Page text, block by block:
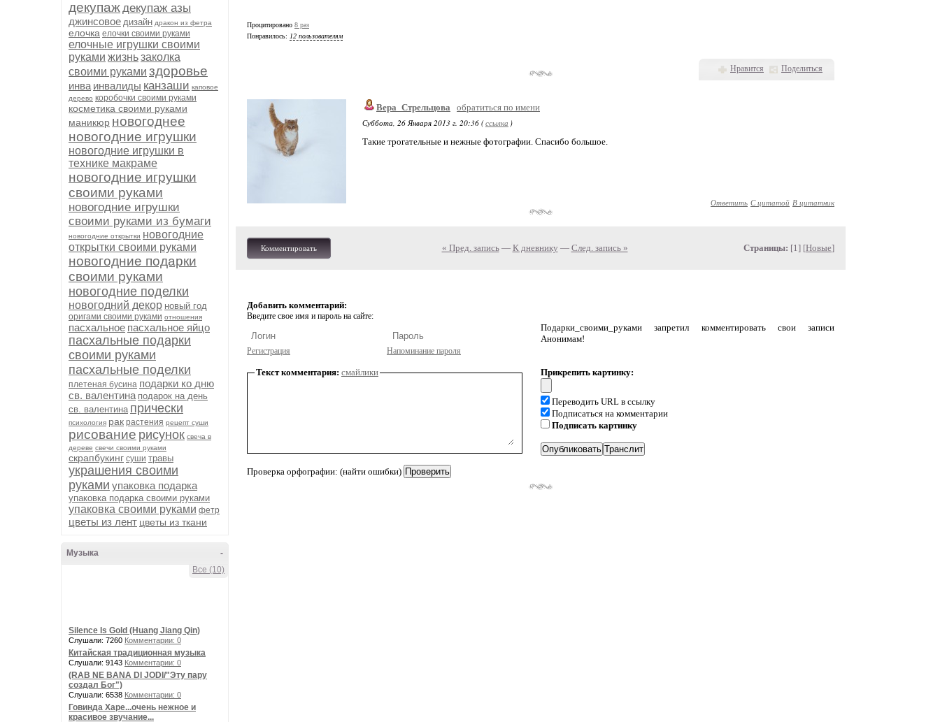
декупаждекупаж азы
джинсовое дизайн дракон из фетра
елочка елочки своими руками
елочные игрушки своими
руками жизньзаколка
своими руками здоровье
инва инвалиды канзаши каповое
дерево коробочки своими руками
косметика своими руками
маникюр новогоднее
новогодние игрушки
новогодние игрушки в
технике макраме
новогодние игрушки
своими руками
новогодние игрушки
своими руками из бумаги
новогодние открытки новогодние
открытки своими руками
новогодние подарки
своими руками
новогодние поделки
новогодний декор новый год
оригами своими руками отношения
пасхальное пасхальное яйцо
пасхальные подарки
своими руками
пасхальные поделки
плетеная бусина подарки ко дню
св. валентина подарок на день
св. валентина прически
психология рак растения рецепт суши
рисование рисунок свеча в
дереве свечи своими руками
скрапбукинг суши травы
украшения своими
руками упаковка подарка
упаковка подарка своими руками
упаковка своими руками фетр
цветы из лент цветы из ткани
-
Музыка
Все (10)
Silence Is Gold (Huang Jiang Qin)
Слушали: 7260 Комментарии: 0
Китайская традиционная музыка
Слушали: 9143 Комментарии: 0
(RAB NE BANA DI JODI/"Эту пару
создал Бог")
Слушали: 6538 Комментарии: 0
Говинда Харе...очень нежное и
красивое звучание...
Процитировано 8 раз
Понравилось: 12 пользователям
Нравится Поделиться
Вера_Стрельцова
обратиться по имени
Суббота, 26 Января 2013 г. 20:36 (ссылка )
Такие трогательные и нежные фотографии. Спасибо большое.
Ответить С цитатой В цитатник
Комментировать « Пред. запись— К дневнику — След. запись » Страницы: [1] [Новые]
Добавить комментарий:
Введите свое имя и пароль на сайте:
Регистрация Напоминание пароля
Подарки_своими_руками запретил комментировать свои записи
Анонимам!
Текст комментария: смайлики
Проверка орфографии: (найти ошибки)
Прикрепить картинку:
Переводить URL в ссылку
Подписаться на комментарии
Подписать картинку